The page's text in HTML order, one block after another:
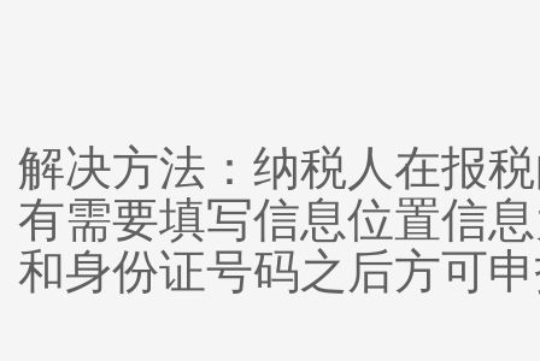
解决方法：纳税人在报
有需要填写信息位置信
和身份证号码之后方可